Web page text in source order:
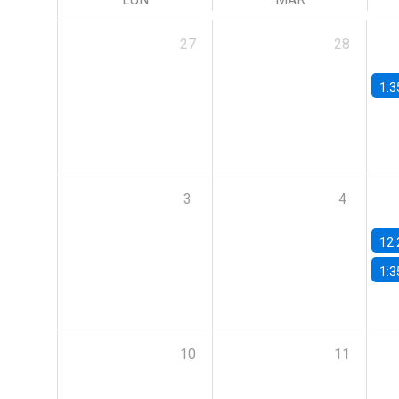
27 28
3 4
10 11